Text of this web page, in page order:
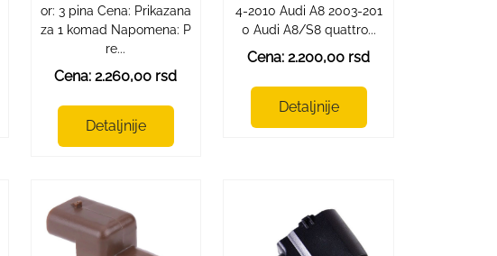
or: 3 pina Cena: Prikazana
za 1 komad Napomena: P
re...
Cena: 2.260,00 rsd
Detaljnije
4-2010 Audi A8 2003-201
0 Audi A8/S8 quattro...
Cena: 2.200,00 rsd
Detaljnije